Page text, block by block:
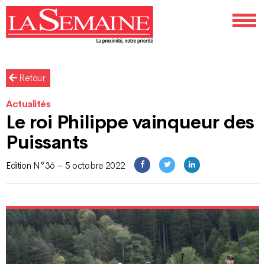
Retour
Actualités
Le roi Philippe vainqueur des
Puissants
Edition N°36 – 5 octobre 2022